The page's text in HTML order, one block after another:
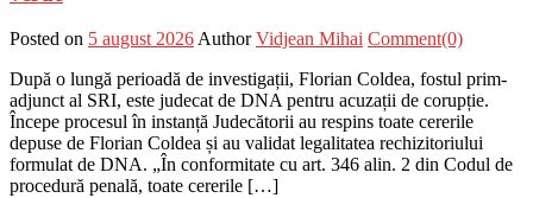
Posted on 5 august 2026 Author Vidjean Mihai Comment(0)
După o lungă perioadă de investigații, Florian Coldea, fostul prim-
adjunct al SRI, este judecat de DNA pentru acuzații de corupție.
Începe procesul în instanță Judecătorii au respins toate cererile
depuse de Florian Coldea și au validat legalitatea rechizitoriului
formulat de DNA. „În conformitate cu art. 346 alin. 2 din Codul de
procedură penală, toate cererile […]